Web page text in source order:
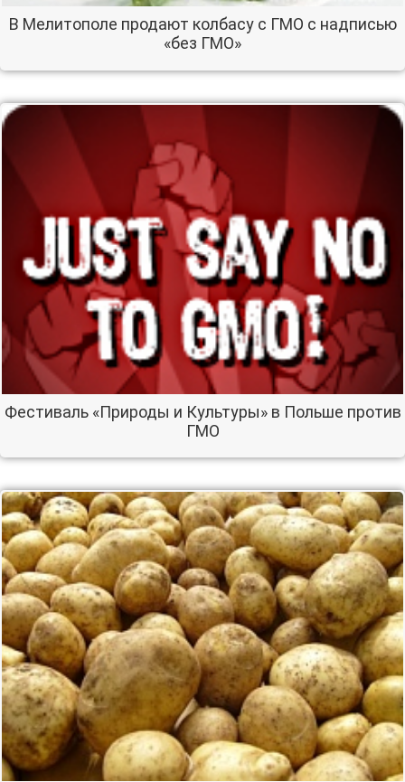
В Мелитополе продают колбасу с ГМО с надписью
«без ГМО»
Фестиваль «Природы и Культуры» в Польше против
ГМО